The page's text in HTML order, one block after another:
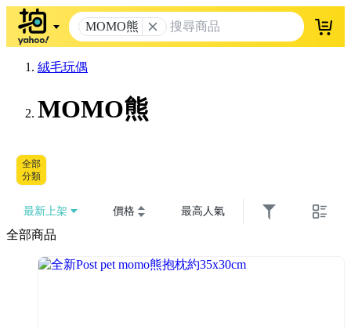
MOMO熊 登入
絨毛玩偶
MOMO熊
全部
分類
最新上架 價格 最高人氣
全部商品